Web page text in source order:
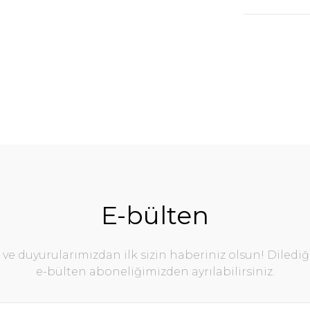
E-bülten
ve duyurularımızdan ilk sizin haberiniz olsun!
e-bülten aboneliğimizden ayrılabilirsiniz.